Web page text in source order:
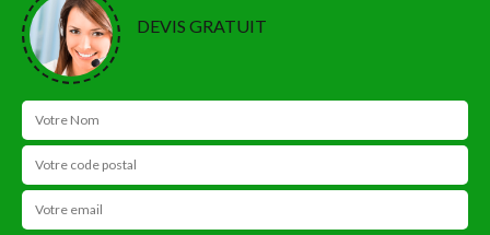
DEVIS GRATUIT